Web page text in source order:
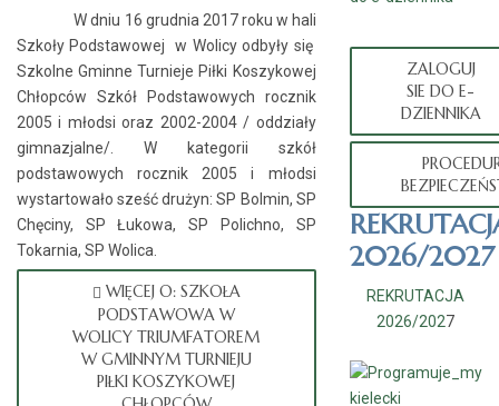
W dniu 16 grudnia 2017 roku w hali
Szkoły Podstawowej w Wolicy odbyły się
Szkolne Gminne Turnieje Piłki Koszykowej
Chłopców Szkół Podstawowych rocznik
2005 i młodsi oraz 2002-2004 / oddziały
gimnazjalne/. W kategorii szkół
podstawowych rocznik 2005 i młodsi
wystartowało sześć drużyn: SP Bolmin, SP
Chęciny, SP Łukowa, SP Polichno, SP
Tokarnia, SP Wolica.
WIĘCEJ O: SZKOŁA
PODSTAWOWA W
WOLICY TRIUMFATOREM
W GMINNYM TURNIEJU
PIŁKI KOSZYKOWEJ
ZALOGUJ
SIE DO E-
DZIENNIKA
2026/2027
REKRUTACJA
2026/2027